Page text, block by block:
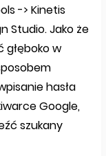
-> Kinetis
Studio. Jako że
w
hasła
Google,
szukany